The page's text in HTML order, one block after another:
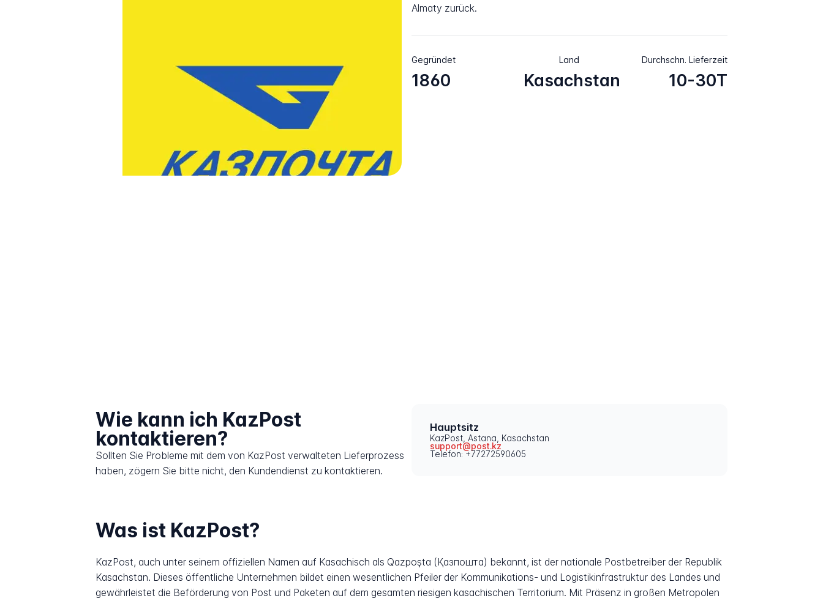
Almaty zurück.
Gegründet
1860
Land
Kasachstan
Durchschn. Lieferzeit
10-30T
Wie kann ich KazPost
kontaktieren?
Sollten Sie Probleme mit dem von KazPost verwalteten Lieferprozess
haben, zögern Sie bitte nicht, den Kundendienst zu kontaktieren.
Hauptsitz
KazPost, Astana, Kasachstan
support@post.kz
Telefon: +77272590605
Was ist KazPost?
KazPost, auch unter seinem offiziellen Namen auf Kasachisch als Qazpoşta (Қазпошта) bekannt, ist der nationale Postbetreiber der Republik
Kasachstan. Dieses öffentliche Unternehmen bildet einen wesentlichen Pfeiler der Kommunikations- und Logistikinfrastruktur des Landes und
gewährleistet die Beförderung von Post und Paketen auf dem gesamten riesigen kasachischen Territorium. Mit Präsenz in großen Metropolen